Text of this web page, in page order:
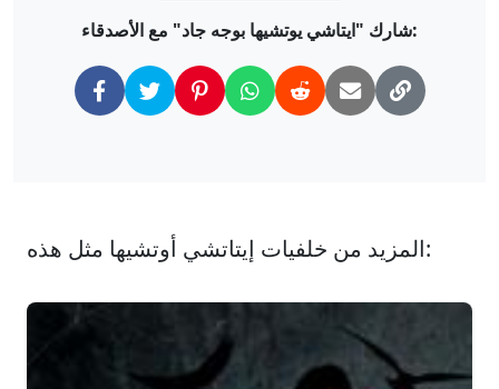
شارك "ايتاشي يوتشيها بوجه جاد" مع الأصدقاء:
المزيد من خلفيات إيتاتشي أوتشيها مثل هذه: